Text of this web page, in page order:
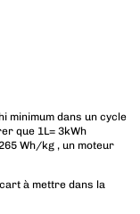
minimum dans un cycle
que 1L= 3kWh
Wh/kg , un moteur
à mettre dans la